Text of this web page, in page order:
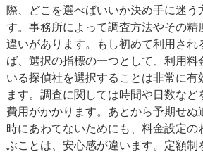
際、どこを選べばいいか決め手に迷う
す。事務所によって調査方法やその精
違いがあります。もし初めて利用され
ば、選択の指標の一つとして、利用料
いる探偵社を選択することは非常に有
ます。調査に関しては時間や日数など
費用がかかります。あとから予期せぬ
時にあわてないためにも、料金設定の
ぶことは、安心感が違います。定額制